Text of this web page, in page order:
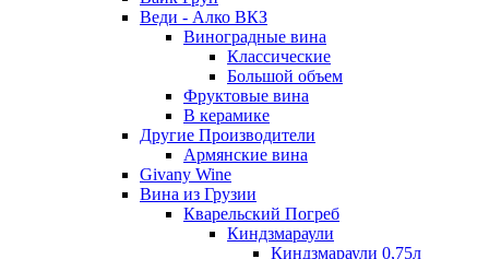
Веди - Алко ВКЗ
Виноградные вина
Классические
Большой объем
Фруктовые вина
В керамике
Другие Производители
Армянские вина
Givany Wine
Вина из Грузии
Кварельский Погреб
Киндзмараули
Киндзмараули 0,75л